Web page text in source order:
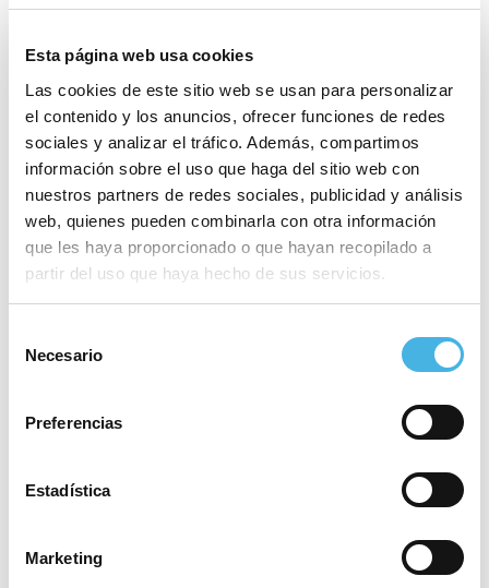
Esta página web usa cookies
Las cookies de este sitio web se usan para personalizar
el contenido y los anuncios, ofrecer funciones de redes
sociales y analizar el tráfico. Además, compartimos
información sobre el uso que haga del sitio web con
nuestros partners de redes sociales, publicidad y análisis
web, quienes pueden combinarla con otra información
que les haya proporcionado o que hayan recopilado a
partir del uso que haya hecho de sus servicios.
Necesario
Preferencias
Estadística
Marketing
de balonmano en familia.
En cuartos de final, el conjunto de Ana Seabra sufrió
para pasar de ronda, pero finalmente lo logró ante el
Madeira Andebol portugués. Algo más holgada fue
la clasificación de las franjiverdes, que eliminaron
por un margen de 9 goles al Motive.co Gijón, el tercer
representante español esta temporada en la EHF
European Cup.
Iberdrolafavorecen al AtticGo Elche, que se ha
el Mecalia Atlético Guardés (24:21 en la Jornada 2;